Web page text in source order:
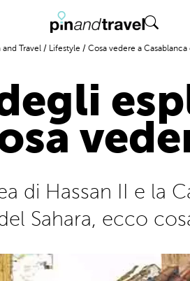
and Travel / Lifestyle / Cosa vedere a
di Hassan II e la
Sahara, ecco